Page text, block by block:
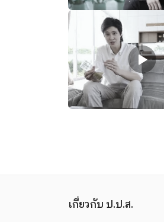
เกี่ยวกับ ป.ป.ส.